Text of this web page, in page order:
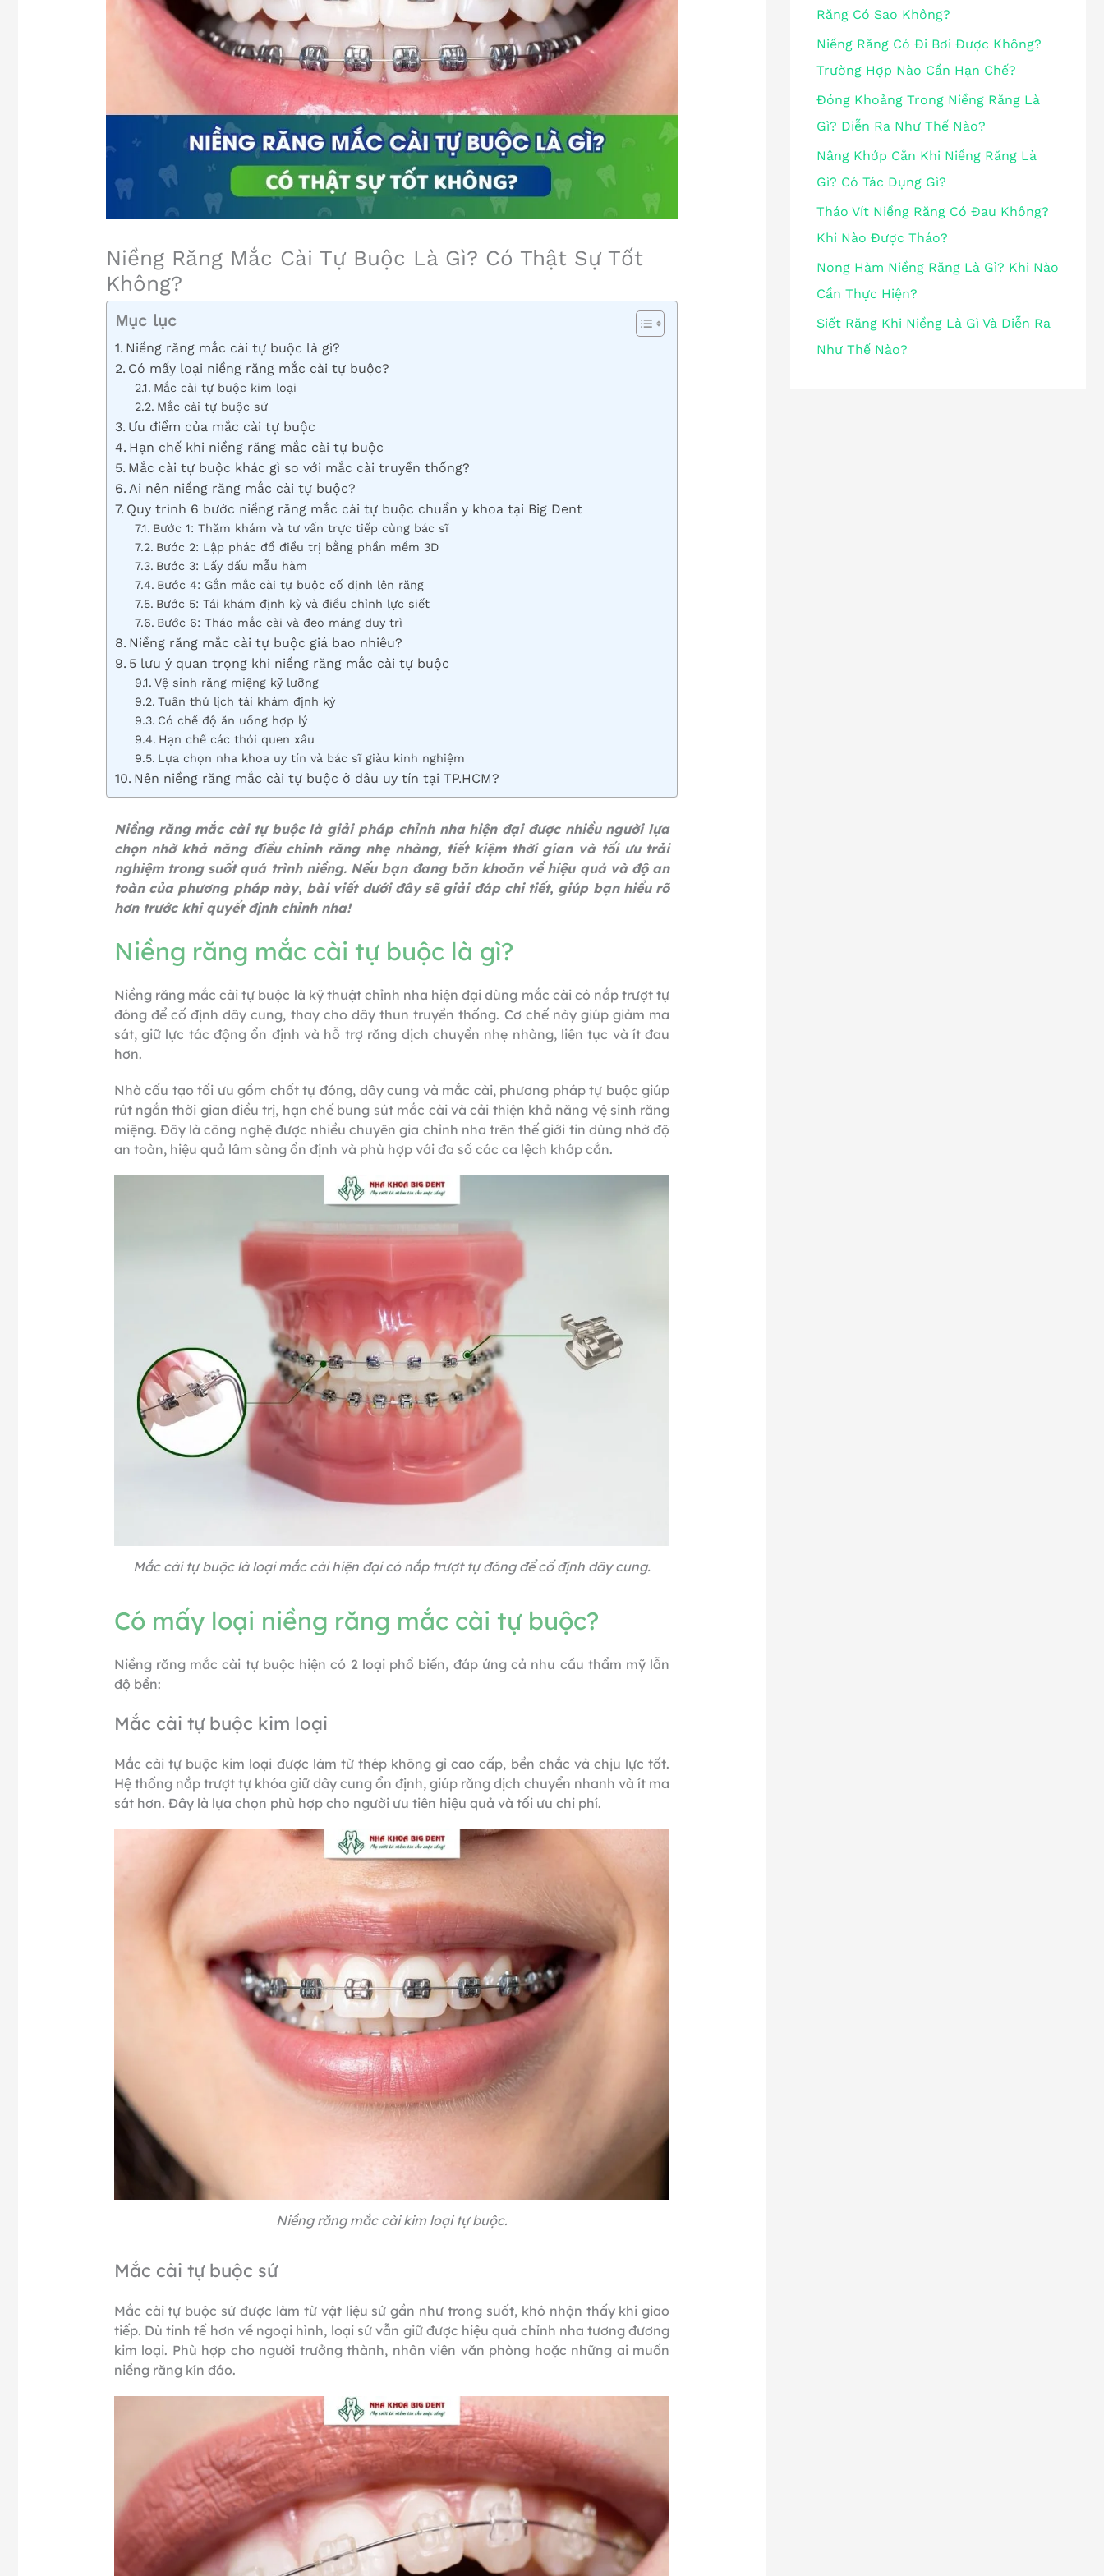
Niềng Răng Mắc Cài Tự Buộc Là Gì? Có Thật Sự Tốt
Không?
Mục lục
Niềng răng mắc cài tự buộc là gì?
Có mấy loại niềng răng mắc cài tự buộc?
Mắc cài tự buộc kim loại
Mắc cài tự buộc sứ
Ưu điểm của mắc cài tự buộc
Hạn chế khi niềng răng mắc cài tự buộc
Mắc cài tự buộc khác gì so với mắc cài truyền thống?
Ai nên niềng răng mắc cài tự buộc?
Quy trình 6 bước niềng răng mắc cài tự buộc chuẩn y khoa tại Big Dent
Bước 1: Thăm khám và tư vấn trực tiếp cùng bác sĩ
Bước 2: Lập phác đồ điều trị bằng phần mềm 3D
Bước 3: Lấy dấu mẫu hàm
Bước 4: Gắn mắc cài tự buộc cố định lên răng
Bước 5: Tái khám định kỳ và điều chỉnh lực siết
Bước 6: Tháo mắc cài và đeo máng duy trì
Niềng răng mắc cài tự buộc giá bao nhiêu?
5 lưu ý quan trọng khi niềng răng mắc cài tự buộc
Vệ sinh răng miệng kỹ lưỡng
Tuân thủ lịch tái khám định kỳ
Có chế độ ăn uống hợp lý
Hạn chế các thói quen xấu
Lựa chọn nha khoa uy tín và bác sĩ giàu kinh nghiệm
Nên niềng răng mắc cài tự buộc ở đâu uy tín tại TP.HCM?
Niềng răng mắc cài tự buộc là giải pháp chỉnh nha hiện đại được nhiều người lựa
chọn nhờ khả năng điều chỉnh răng nhẹ nhàng, tiết kiệm thời gian và tối ưu trải
nghiệm trong suốt quá trình niềng. Nếu bạn đang băn khoăn về hiệu quả và độ an
toàn của phương pháp này, bài viết dưới đây sẽ giải đáp chi tiết, giúp bạn hiểu rõ
hơn trước khi quyết định chỉnh nha!
Niềng răng mắc cài tự buộc là gì?
Niềng răng mắc cài tự buộc là kỹ thuật chỉnh nha hiện đại dùng mắc cài có nắp trượt tự
đóng để cố định dây cung, thay cho dây thun truyền thống. Cơ chế này giúp giảm ma
sát, giữ lực tác động ổn định và hỗ trợ răng dịch chuyển nhẹ nhàng, liên tục và ít đau
hơn.
Nhờ cấu tạo tối ưu gồm chốt tự đóng, dây cung và mắc cài, phương pháp tự buộc giúp
rút ngắn thời gian điều trị, hạn chế bung sút mắc cài và cải thiện khả năng vệ sinh răng
miệng. Đây là công nghệ được nhiều chuyên gia chỉnh nha trên thế giới tin dùng nhờ độ
an toàn, hiệu quả lâm sàng ổn định và phù hợp với đa số các ca lệch khớp cắn.
Mắc cài tự buộc là loại mắc cài hiện đại có nắp trượt tự đóng để cố định dây cung.
Có mấy loại niềng răng mắc cài tự buộc?
Niềng răng mắc cài tự buộc hiện có 2 loại phổ biến, đáp ứng cả nhu cầu thẩm mỹ lẫn
độ bền:
Mắc cài tự buộc kim loại
Mắc cài tự buộc kim loại được làm từ thép không gỉ cao cấp, bền chắc và chịu lực tốt.
Hệ thống nắp trượt tự khóa giữ dây cung ổn định, giúp răng dịch chuyển nhanh và ít ma
sát hơn. Đây là lựa chọn phù hợp cho người ưu tiên hiệu quả và tối ưu chi phí.
Niềng răng mắc cài kim loại tự buộc.
Mắc cài tự buộc sứ
Mắc cài tự buộc sứ được làm từ vật liệu sứ gần như trong suốt, khó nhận thấy khi giao
tiếp. Dù tinh tế hơn về ngoại hình, loại sứ vẫn giữ được hiệu quả chỉnh nha tương đương
kim loại. Phù hợp cho người trưởng thành, nhân viên văn phòng hoặc những ai muốn
niềng răng kín đáo.
Răng Có Sao Không?
Niềng Răng Có Đi Bơi Được Không?
Trường Hợp Nào Cần Hạn Chế?
Đóng Khoảng Trong Niềng Răng Là
Gì? Diễn Ra Như Thế Nào?
Nâng Khớp Cắn Khi Niềng Răng Là
Gì? Có Tác Dụng Gì?
Tháo Vít Niềng Răng Có Đau Không?
Khi Nào Được Tháo?
Nong Hàm Niềng Răng Là Gì? Khi Nào
Cần Thực Hiện?
Siết Răng Khi Niềng Là Gì Và Diễn Ra
Như Thế Nào?